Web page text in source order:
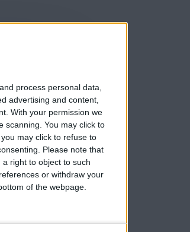
process personal data,
advertising and content,
With your permission we
scanning. You may click to
may click to refuse to
Please note that
right to object to such
or withdraw your
of the webpage.
de nadie